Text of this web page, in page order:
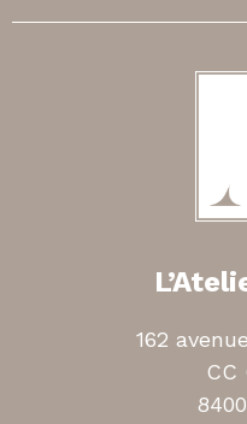
162
CC